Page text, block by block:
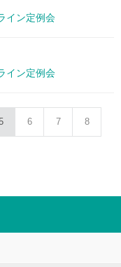
イン定例会
イン定例会
6 7 8